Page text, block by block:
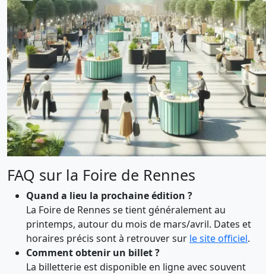
FAQ sur la Foire de Rennes
Quand a lieu la prochaine édition ?
La Foire de Rennes se tient généralement au
printemps, autour du mois de mars/avril. Dates et
horaires précis sont à retrouver sur le site officiel.
Comment obtenir un billet ?
La billetterie est disponible en ligne avec souvent